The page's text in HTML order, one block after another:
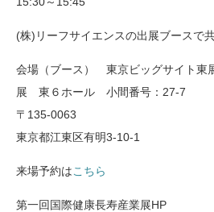
(株)リーフサイエンスの出展ブースで
会場（ブース） 東京ビッグサイト
展 東６ホール 小間番号：27-7
〒135-0063
東京都江東区有明3-10-1
来場予約はこちら
第一回国際健康長寿産業展HP